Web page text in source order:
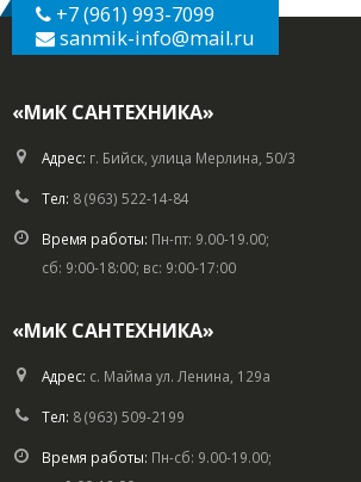
+7 (961) 993-7099
sanmik-info@mail.ru
«МиК САНТЕХНИКА»
Адрес: г. Бийск, улица Мерлина, 50/3
Тел: 8 (963) 522-14-84
Время работы: Пн-пт: 9.00-19.00;
сб: 9:00-18:00; вс: 9:00-17:00
«МиК САНТЕХНИКА»
Адрес: с. Майма ул. Ленина, 129а
Тел: 8 (963) 509-2199
Время работы: Пн-сб: 9.00-19.00;